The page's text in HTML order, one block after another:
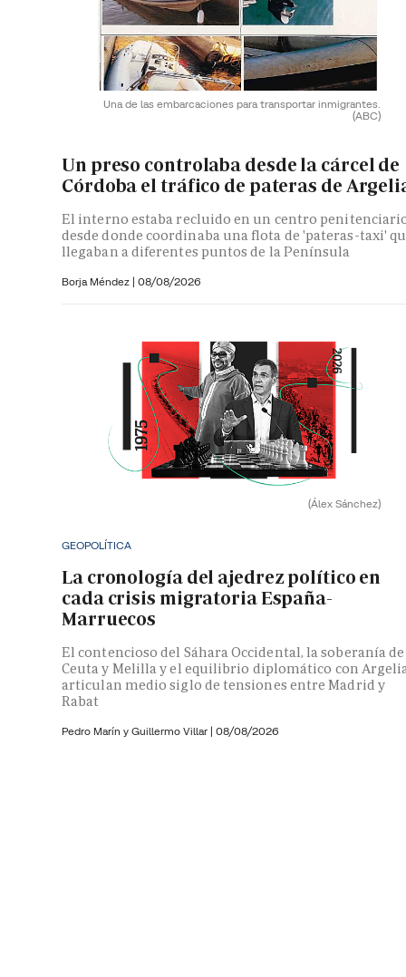
Una de las embarcaciones para transportar inmigrantes.
(ABC)
Un preso controlaba desde la cárcel de
Córdoba el tráfico de pateras de
El interno estaba recluido en un centro
desde donde coordinaba una flota de 'pateras-taxi'
llegaban a diferentes puntos de la Península
Borja Méndez | 08/08/2026
(Álex Sánchez)
GEOPOLÍTICA
La cronología del ajedrez político en
cada crisis migratoria España-
Marruecos
El contencioso del Sáhara Occidental, la soberanía de
Ceuta y Melilla y el equilibrio diplomático con
articulan medio siglo de tensiones entre Madrid y
Rabat
Pedro Marín y Guillermo Villar | 08/08/2026